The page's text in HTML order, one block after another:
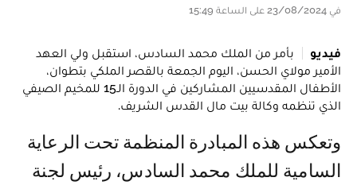
في 23/08/2024 على الساعة 15:49
فيديو
بأمر من الملك محمد السادس، استقبل ولي العهد
الأمير مولاي الحسن، اليوم الجمعة بالقصر الملكي بتطوان،
الأطفال المقدسيين المشاركين في الدورة الـ15 للمخيم الصيفي
الذي تنظمه وكالة بيت مال القدس الشريف.
وتعكس هذه المبادرة المنظمة تحت الرعاية
السامية للملك محمد السادس، رئيس لجنة